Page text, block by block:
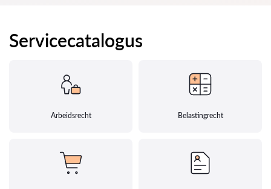
Servicecatalogus
Arbeidsrecht Belastingrecht